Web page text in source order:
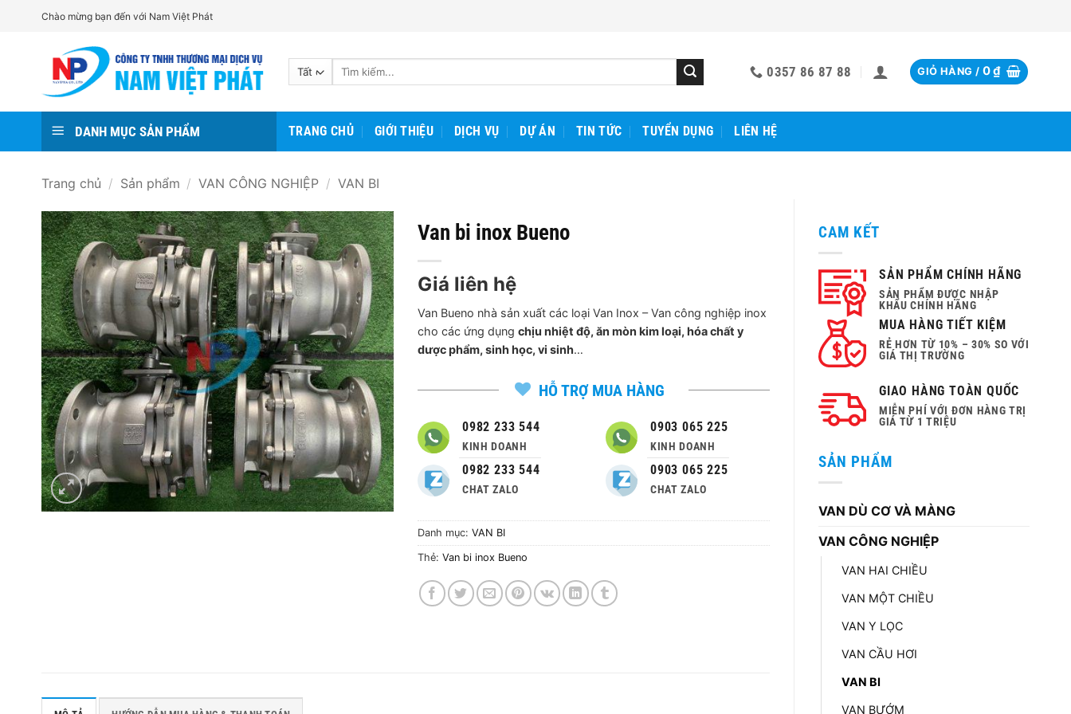
Chào mừng bạn đến với Nam Việt Phát
Tìm
0357 86 87 88 GIỎ HÀNG / 0₫
DANH MỤC SẢN PHẨM TRANG CHỦ GIỚI THIỆU DỊCH VỤ DỰ ÁN TIN TỨC TUYỂN DỤNG LIÊN HỆ
Trang chủ / Sản phẩm / VAN CÔNG NGHIỆP / VAN BI
CAM KẾT
SẢN PHẨM CHÍNH HÃNG
SẢN PHẨM ĐƯỢC NHẬP
KHẨU CHÍNH HÃNG
MUA HÀNG TIẾT KIỆM
RẺ HƠN TỪ 10% – 30% SO VỚI
GIÁ THỊ TRƯỜNG
GIAO HÀNG TOÀN QUỐC
MIỄN PHÍ VỚI ĐƠN HÀNG TRỊ
GIÁ TỪ 1 TRIỆU
SẢN PHẨM
VAN DÙ CƠ VÀ MÀNG
VAN CÔNG NGHIỆP
VAN HAI CHIỀU
VAN MỘT CHIỀU
VAN Y LỌC
VAN CẦU HƠI
VAN BI
VAN BƯỚM
Van bi inox Bueno
Giá liên hệ
Van Bueno nhà sản xuất các loại Van Inox – Van công nghiệp inox
cho các ứng dụng chịu nhiệt độ, ăn mòn kim loại, hóa chất y
dược phẩm, sinh học, vi sinh…
HỖ TRỢ MUA HÀNG
0982 233 544
KINH DOANH
0982 233 544
CHAT ZALO
0903 065 225
KINH DOANH
0903 065 225
CHAT ZALO
Danh mục: VAN BI
Thẻ: Van bi inox Bueno